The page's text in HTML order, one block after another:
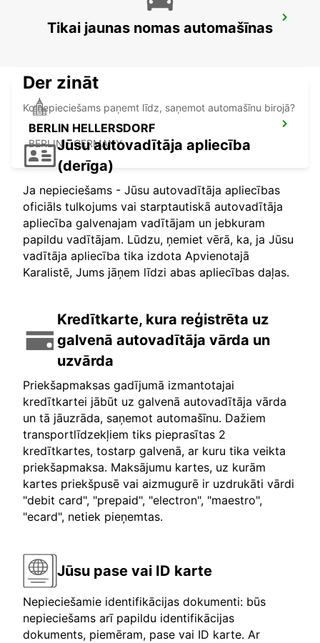
BERLIN ADLERSHOF
BERLIN - GERMANY
BERLIN HELLERSDORF
BERLIN - GERMANY
Tikai jaunas nomas automašīnas
Der zināt
Ko nepieciešams paņemt līdz, saņemot automašīnu birojā?
Jūsu autovadītāja apliecība
(derīga)
Ja nepieciešams - Jūsu autovadītāja apliecības
oficiāls tulkojums vai starptautiskā autovadītāja
apliecība galvenajam vadītājam un jebkuram
papildu vadītājam. Lūdzu, ņemiet vērā, ka, ja Jūsu
vadītāja apliecība tika izdota Apvienotajā
Karalistē, Jums jāņem līdzi abas apliecības daļas.
Kredītkarte, kura reģistrēta uz
galvenā autovadītāja vārda un
uzvārda
Priekšapmaksas gadījumā izmantotajai
kredītkartei jābūt uz galvenā autovadītāja vārda
un tā jāuzrāda, saņemot automašīnu. Dažiem
transportlīdzekļiem tiks pieprasītas 2
kredītkartes, tostarp galvenā, ar kuru tika veikta
priekšapmaksa. Maksājumu kartes, uz kurām
kartes priekšpusē vai aizmugurē ir uzdrukāti vārdi
"debit card", "prepaid", "electron", "maestro",
"ecard", netiek pieņemtas.
Jūsu pase vai ID karte
Nepieciešamie identifikācijas dokumenti: būs
nepieciešams arī papildu identifikācijas
dokuments, piemēram, pase vai ID karte. Ar